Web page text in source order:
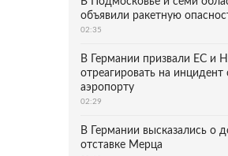
объявили ракетную
02:35
В Германии призвали ЕС и
отреагировать на
аэропорту
02:29
В Германии высказались о
отставке Мерца